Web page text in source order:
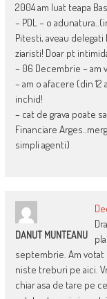
2004 am luat teapa
– PDL – o
Pitesti, aveau
ziaristi! Doar pt
– 06 Decembrie – am
– am o afacere (din 12
inchid!
– cat de grava poate
Financiare
simpli agenti)
DANUT MUNTEANU
septembrie. Am votat
niste treburi pe aici.
chiar asa de tare pe